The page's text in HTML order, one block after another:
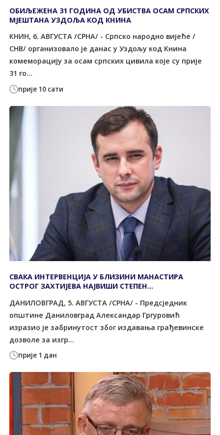
прије 10 сати
ОБИЉЕЖЕНА 31 ГОДИНА ОД УБИСТВА ОСАМ СРПСКИХ
МЈЕШТАНА УЗДОЉА КОД КНИНА
КНИН, 6. АВГУСТА /СРНА/ - Српско народно вијеће /
СНВ/ организовало је данас у Уздољу код Книна
комеморацију за осам српских цивила које су прије
31 го...
прије 1 дан
СВАКА ИНТЕРВЕНЦИЈА У БЛИЗИНИ МАНАСТИРА
ОСТРОГ ЗАХТИЈЕВА НАЈВИШИ СТЕПЕН
ДАНИЛОВГРАД, 5. АВГУСТА /СРНА/ - Предсједник
општине Даниловград Александар Гргуровић
изразио је забринутост због издавања грађевинске
дозволе за изгр...